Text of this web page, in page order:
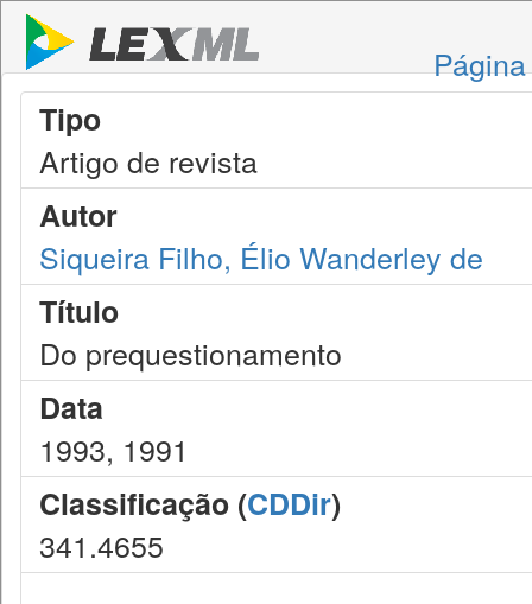
Tipo
Artigo de revista
Autor
Siqueira Filho, Élio Wanderley de
Título
Do prequestionamento
Data
1993, 1991
Classificação (CDDir)
341.4655